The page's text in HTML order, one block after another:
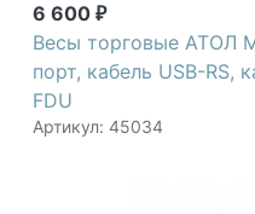
6 600 ₽
Весы торговые АТОЛ
порт, кабель USB-RS,
FDU
Артикул: 45034